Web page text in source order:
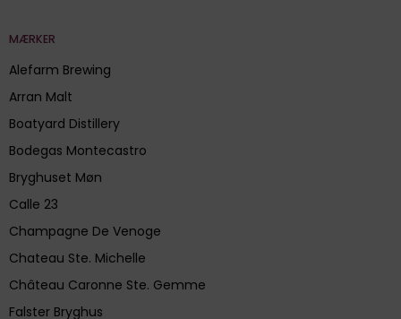
MÆRKER
Alefarm Brewing
Arran Malt
Boatyard Distillery
Bodegas Montecastro
Bryghuset Møn
Calle 23
Champagne De Venoge
Chateau Ste. Michelle
Château Caronne Ste. Gemme
Falster Bryghus